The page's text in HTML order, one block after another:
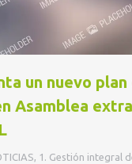
un nuevo plan
Asamblea
, 1. Gestión integral